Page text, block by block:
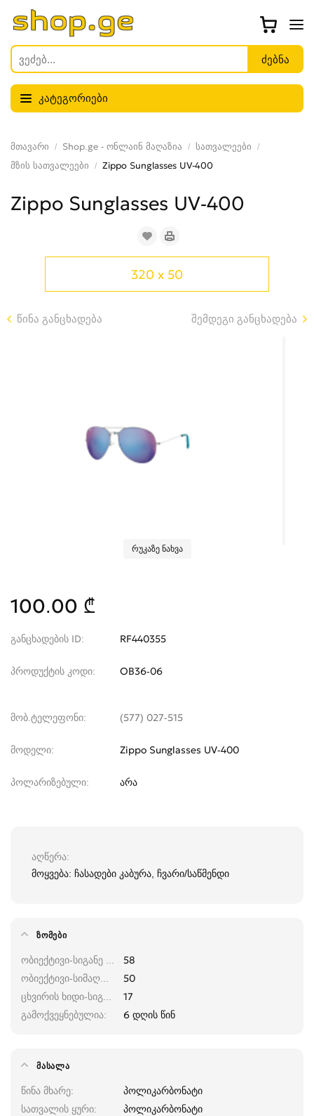
კატეგორიები
მთავარი Shop.ge - ონლაინ მაღაზია
სათვალეები
მზის სათვალეები
Zippo Sunglasses UV-400
Zippo Sunglasses UV-400
320 x 50
წინა განცხადება შემდეგი განცხადება
რუკაზე ნახვა
100.00 ₾
განცხადების ID RF440355
პროდუქტის კოდი OB36-06
მობ.ტელეფონი (577) 027-515
მოდელი Zippo Sunglasses UV-400
პოლარიზებული არა
აღწერა
მოყვება: ჩასადები კაბურა, ჩვარი/საწმენდი
ᲖᲝᲛᲔᲑᲘ
ობიექტივი-სიგანე (მმ)
58
ობიექტივი-სიმაღლე (მმ)
50
ცხვირის ხიდი-სიგანე (მმ)
17
გამოქვეყნებულია
6 დღის წინ
ᲛᲐᲡᲐᲚᲐ
წინა მხარე
პოლიკარბონატი
სათვალის ყური
პოლიკარბონატი